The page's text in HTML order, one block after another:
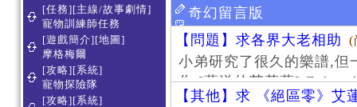
[任務][主線/故事劇情]
寵物訓練師任務
[遊戲簡介][地圖]
摩格梅爾
[攻略][系統]
寵物探險隊
[攻略][系統]
奇幻留言版
【問題】求各界大老相助
(
小弟研究了很久的樂譜,但
作 [葬送的芙莉蓮]-
【其他】求 《絕區零》艾